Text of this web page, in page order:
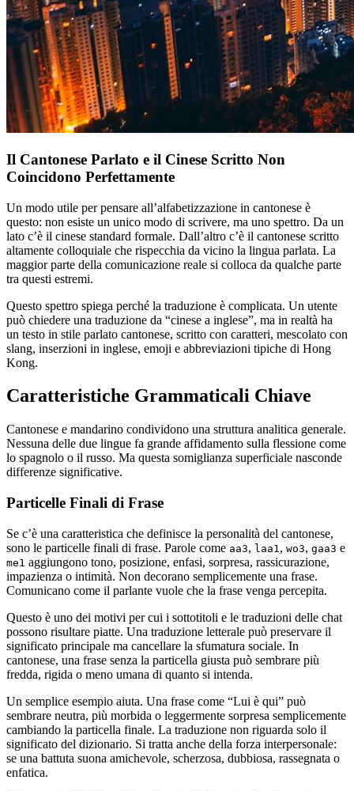
Il Cantonese Parlato e il Cinese Scritto Non
Coincidono Perfettamente
Un modo utile per pensare all’alfabetizzazione in cantonese è
questo: non esiste un unico modo di scrivere, ma uno spettro. Da un
lato c’è il cinese standard formale. Dall’altro c’è il cantonese scritto
altamente colloquiale che rispecchia da vicino la lingua parlata. La
maggior parte della comunicazione reale si colloca da qualche parte
tra questi estremi.
Questo spettro spiega perché la traduzione è complicata. Un utente
può chiedere una traduzione da “cinese a inglese”, ma in realtà ha
un testo in stile parlato cantonese, scritto con caratteri, mescolato con
slang, inserzioni in inglese, emoji e abbreviazioni tipiche di Hong
Kong.
Caratteristiche Grammaticali Chiave
Cantonese e mandarino condividono una struttura analitica generale.
Nessuna delle due lingue fa grande affidamento sulla flessione come
lo spagnolo o il russo. Ma questa somiglianza superficiale nasconde
differenze significative.
Particelle Finali di Frase
Se c’è una caratteristica che definisce la personalità del cantonese,
sono le particelle finali di frase. Parole come aa3, laa1 , wo3, gaa3 e
me1 aggiungono tono, posizione, enfasi, sorpresa, rassicurazione,
impazienza o intimità. Non decorano semplicemente una frase.
Comunicano come il parlante vuole che la frase venga percepita.
Questo è uno dei motivi per cui i sottotitoli e le traduzioni delle chat
possono risultare piatte. Una traduzione letterale può preservare il
significato principale ma cancellare la sfumatura sociale. In
cantonese, una frase senza la particella giusta può sembrare più
fredda, rigida o meno umana di quanto si intenda.
Un semplice esempio aiuta. Una frase come “Lui è qui” può
sembrare neutra, più morbida o leggermente sorpresa semplicemente
cambiando la particella finale. La traduzione non riguarda solo il
significato del dizionario. Si tratta anche della forza interpersonale:
se una battuta suona amichevole, scherzosa, dubbiosa, rassegnata o
enfatica.